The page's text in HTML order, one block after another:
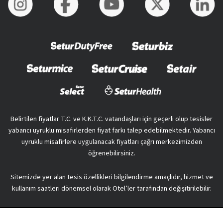
Belirtilen fiyatlar T.C. ve K.K.T.C. vatandaşları için geçerli olup tesisler
yabancı uyruklu misafirlerden fiyat farkı talep edebilmektedir. Yabancı
uyruklu misafirlere uygulanacak fiyatları çağrı merkezimizden
öğrenebilirsiniz.
Sitemizde yer alan tesis özellikleri bilgilendirme amaçlıdır, hizmet ve
kullanım saatleri dönemsel olarak Otel’ler tarafından değişitirilebilir.